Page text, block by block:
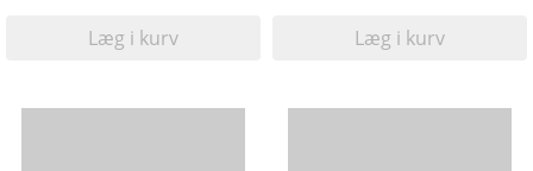
Læg i kurv Læg i kurv